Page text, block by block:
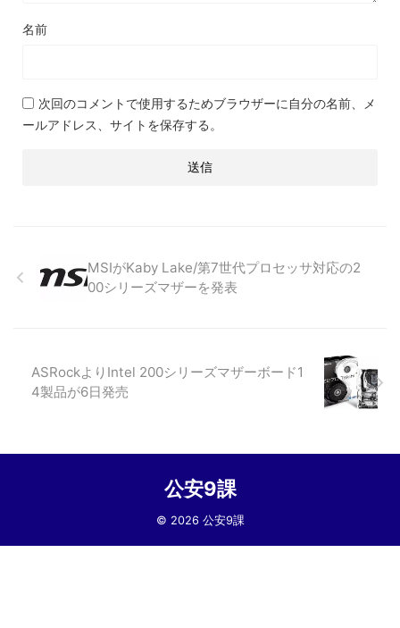
名前
次回のコメントで使用するためブラウザーに自分の名前、メ
ールアドレス、サイトを保存する。
MSIがKaby Lake/第7世代プロセッサ対応の2
00シリーズマザーを発表
ASRockよりIntel 200シリーズマザーボード1
4製品が6日発売
公安9課
© 2026 公安9課